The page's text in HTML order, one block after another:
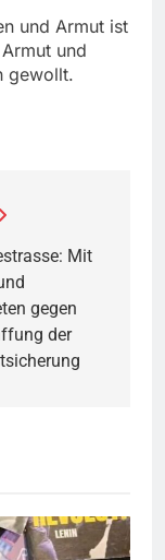
und Armut ist
und
gewollt.
Mit
gegen
der
CC-BY-SA-1.0